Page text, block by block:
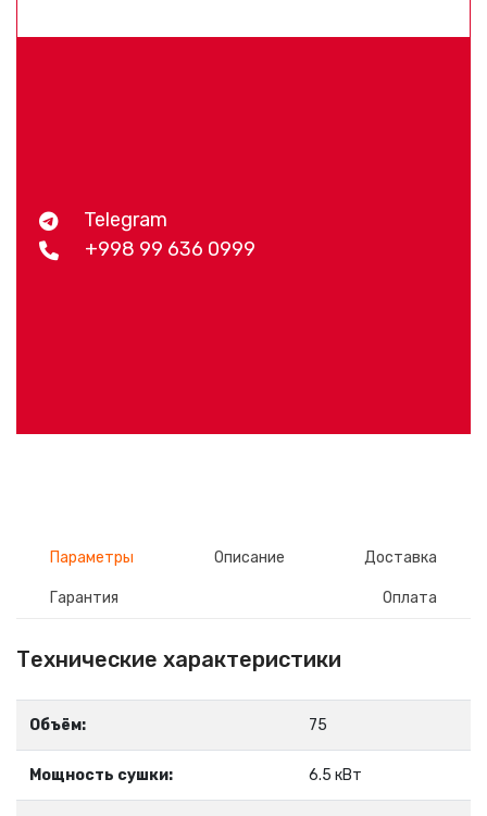
Telegram
+998 99 636 0999
Параметры Описание Доставка
Гарантия Оплата
Технические характеристики
Объём: 75
Мощность сушки: 6.5 кВт